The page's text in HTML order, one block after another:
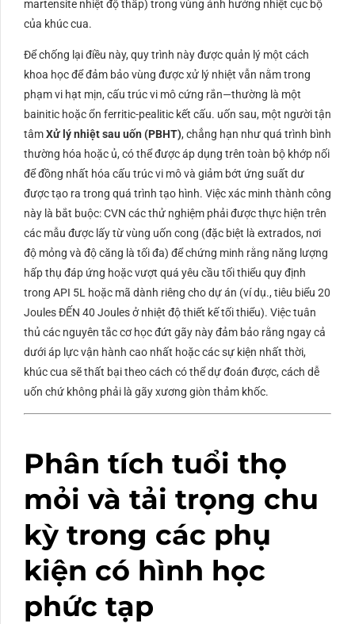
martensite nhiệt độ thấp) trong vùng ảnh hưởng nhiệt cục bộ
của khúc cua.
Để chống lại điều này, quy trình này được quản lý một cách
khoa học để đảm bảo vùng được xử lý nhiệt vẫn nằm trong
phạm vi hạt mịn, cấu trúc vi mô cứng rắn—thường là một
bainitic hoặc ổn ferritic-pealitic kết cấu. uốn sau, một người tận
tâmXử lý nhiệt sau uốn (PBHT), chẳng hạn như quá trình bình
thường hóa hoặc ủ, có thể được áp dụng trên toàn bộ khớp nối
để đồng nhất hóa cấu trúc vi mô và giảm bớt ứng suất dư
được tạo ra trong quá trình tạo hình. Việc xác minh thành công
này là bắt buộc:CVN các thử nghiệm phải được thực hiện trên
các mẫu được lấy từ vùng uốn cong (đặc biệt là extrados, nơi
độ mỏng và độ căng là tối đa) để chứng minh rằng năng lượng
hấp thụ đáp ứng hoặc vượt quá yêu cầu tối thiểu quy định
trong API 5L hoặc mã dành riêng cho dự án (ví dụ., tiêu biểu 20
JoulesĐẾN 40 Joulesở nhiệt độ thiết kế tối thiểu). Việc tuân
thủ các nguyên tắc cơ học đứt gãy này đảm bảo rằng ngay cả
dưới áp lực vận hành cao nhất hoặc các sự kiện nhất thời,
khúc cua sẽ thất bại theo cách có thể dự đoán được, cách dễ
uốn chứ không phải là gãy xương giòn thảm khốc.
Phân tích tuổi thọ
mỏi và tải trọng chu
kỳ trong các phụ
kiện có hình học
phức tạp